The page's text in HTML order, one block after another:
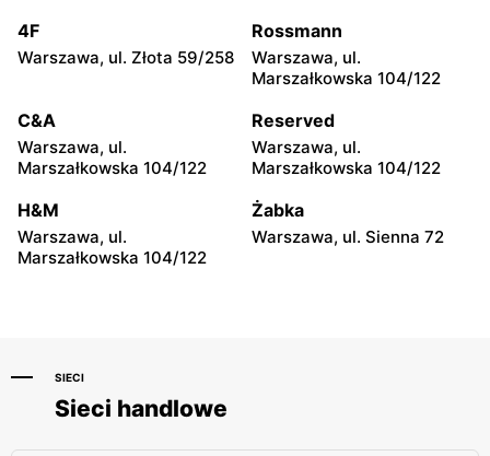
McDonald's McDonald's
Warszawa, ul. Górczewska
McDonald's
Warszawa, ul. Jubilerska
McDonald's
Warszawa, ul. Radzymińska
McDonald's
Warszawa, ul. Josepha
McDonald's
4F
Warszawa, ul. Złota 59/258
Rossmann
Warszawa, ul.
Marszałkowska 104/122
C&A
Warszawa, ul.
Marszałkowska 104/122
Reserved
Warszawa, ul.
Marszałkowska 104/122
H&M
Warszawa, ul.
Marszałkowska 104/122
Żabka
Warszawa, ul. Sienna 72
SIECI
Sieci handlowe